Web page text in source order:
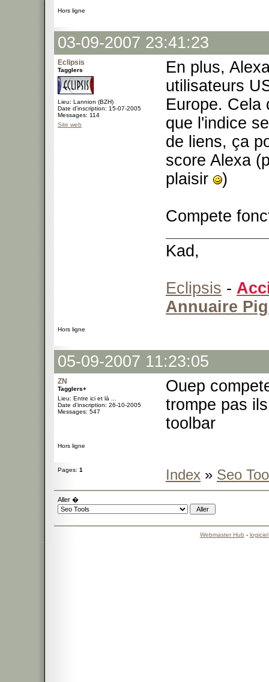
Hors ligne
03-09-2007 23:41:23
Eclipsis
Tagglers
Lieu: Lannion (BZH)
Date d'inscription: 15-07-2005
Messages: 114
Site web
En plus,
utilisateurs
Europe. Cela
que l'indice
de liens, ça
score Alexa
plaisir
)
Compete
Kad,
Eclipsis -
Annuaire
Hors ligne
05-09-2007 11:23:05
ZN
Tagglers+
Lieu: Entre ici et là ...
Date d'inscription: 26-10-2005
Messages: 547
Ouep
trompe pas
toolbar
Hors ligne
Pages: 1 Index » Seo
Aller �
Webmaster Hub -